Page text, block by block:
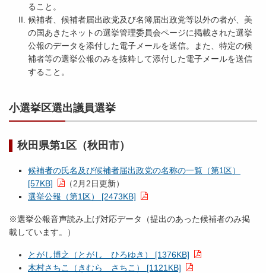
ること。
候補者、候補者届出政党及び名簿届出政党等以外の者が、美
の国あきたネットの選挙管理委員会ページに掲載された選挙
公報のデータを添付した電子メールを送信。また、特定の候
補者等の選挙公報のみを抜粋して添付した電子メールを送信
すること。
小選挙区選出議員選挙
秋田県第1区（秋田市）
候補者の氏名及び候補者届出政党の名称の一覧（第1区）
[57KB]
（2月2日更新）
選挙公報（第1区） [2473KB]
※選挙公報音声読み上げ対応データ（提出のあった候補者のみ掲
載しています。）
とがし博之（とがし ひろゆき） [1376KB]
木村さちこ（きむら さちこ） [1121KB]